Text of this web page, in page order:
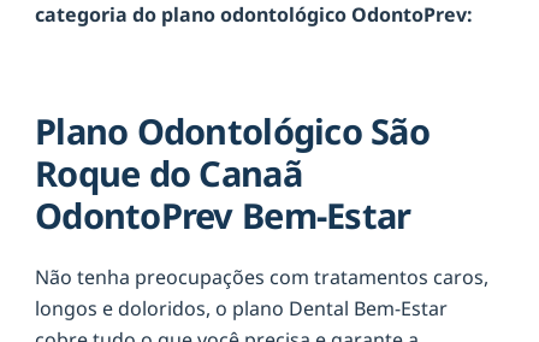
categoria do plano odontológico OdontoPrev:
Plano Odontológico São
Roque do Canaã
OdontoPrev Bem-Estar
Não tenha preocupações com tratamentos caros,
longos e doloridos, o plano Dental Bem-Estar